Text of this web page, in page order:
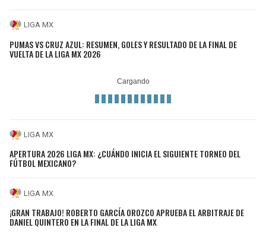
LIGA MX
PUMAS VS CRUZ AZUL: RESUMEN, GOLES Y RESULTADO DE LA FINAL DE
VUELTA DE LA LIGA MX 2026
LIGA MX
APERTURA 2026 LIGA MX: ¿CUÁNDO INICIA EL SIGUIENTE TORNEO DEL
FÚTBOL MEXICANO?
LIGA MX
¡GRAN TRABAJO! ROBERTO GARCÍA OROZCO APRUEBA EL ARBITRAJE DE
DANIEL QUINTERO EN LA FINAL DE LA LIGA MX